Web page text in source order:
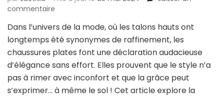
commentaire
look
adopter
avec
chaussures
plates
?
Dans l’univers de la mode, où les talons hauts ont
longtemps été synonymes de raffinement, les
chaussures plates font une déclaration audacieuse
d’élégance sans effort. Elles prouvent que le style n’a
pas à rimer avec inconfort et que la grâce peut
s’exprimer… à même le sol ! Cet article explore la